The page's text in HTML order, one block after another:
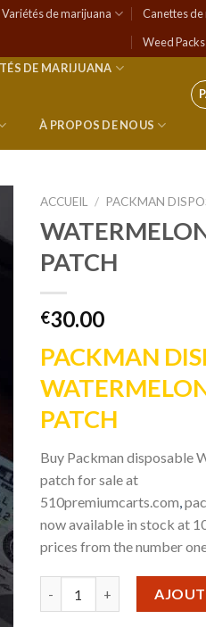
Variétés de marijuana Canettes
Weed Packs
DE MARIJUANA
À PROPOS DE NOUS
ACCUEIL / PACKMAN
PATCH
€30.00
PACKMAN
PATCH
Buy Packman disposable
patch for sale at
510premiumcarts.com,
now available in stock at
prices from the number